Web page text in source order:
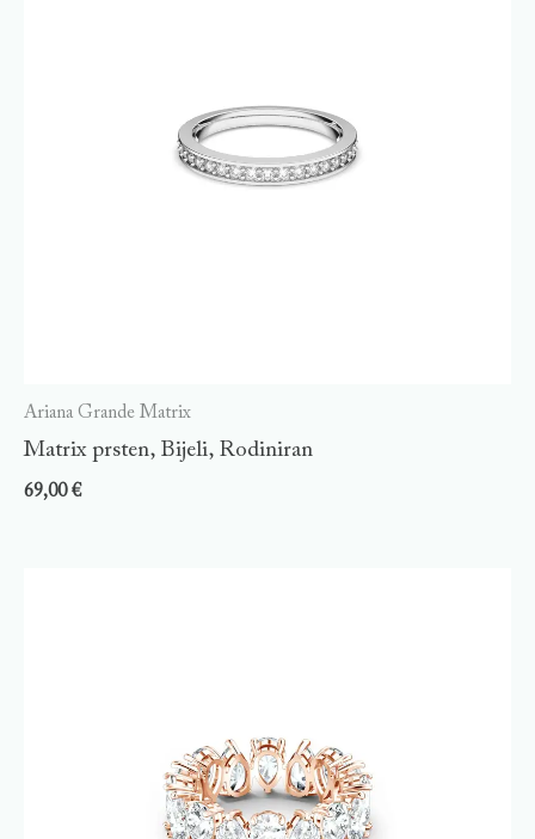
Ariana Grande Matrix
Matrix prsten, Bijeli, Rodiniran
69,00€